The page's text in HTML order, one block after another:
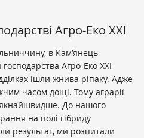
Агро-Еко ХХІ
в Кам’янець-
Агро-Еко ХХІ
ішли жнива ріпаку. Адже
часом дощі. Тому аграрії
До нашого
на полі гібриду
результат, ми розпитали